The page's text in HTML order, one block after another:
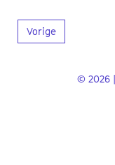
Vorige
© 2026